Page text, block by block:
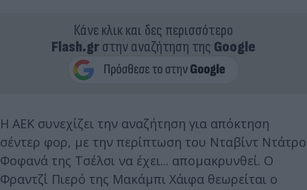
Κάνε κλικ και δες περισσότερο
Flash.grστην αναζήτηση της Google
Η ΑΕΚ συνεχίζει την αναζήτηση για απόκτηση
σέντερ φορ, με την περίπτωση του Νταβίντ Ντάτρο
Φοφανά της Τσέλσι να έχει... απομακρυνθεί. Ο
Φραντζί Πιερό της Μακάμπι Χάιφα θεωρείται ο